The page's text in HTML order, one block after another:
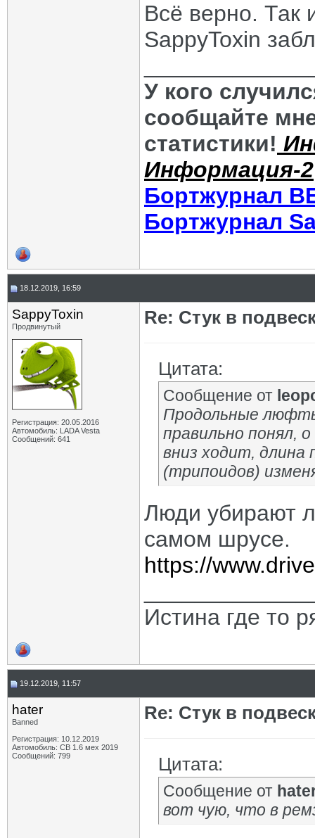
Всё верно. Так
SappyToxin
У кого
сообщайте
статистики!
Информация-2
Бортжурнал
Бортжурнал
18.12.2019, 16:59
SappyToxin
Продвинутый
Регистрация: 20.05.2016
Автомобиль: LADA Vesta
Сообщений: 641
Re: Стук в
Цитата:
Сообщение от
Продольные
правильно понял,
вниз ходит, длина
(трипоидов)
Люди убирают
самом шрусе.
https://
Истина где то
19.12.2019, 11:57
hater
Banned
Регистрация: 10.12.2019
Автомобиль: СВ 1.6 мех 2019
Сообщений: 799
Re: Стук в
Цитата:
Сообщение от
вот чую, что в